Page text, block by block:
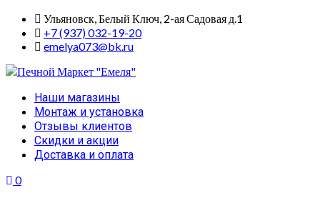
Skip
content
Ульяновск, Белый Ключ, 2-ая Садовая д.1
+7 (937) 032-19-20
emelya073@bk.ru
Primary
Menu
Наши магазины
Монтаж и установка
Отзывы клиентов
Скидки и акции
Доставка и оплата
0